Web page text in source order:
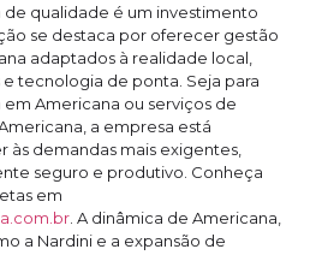
qualidade é um investimento
se destaca por oferecer gestão
adaptados à realidade local,
tecnologia de ponta. Seja para
Americana ou serviços de
a empresa está
às demandas mais exigentes,
seguro e produtivo. Conheça
em
. A dinâmica de Americana,
a Nardini e a expansão de